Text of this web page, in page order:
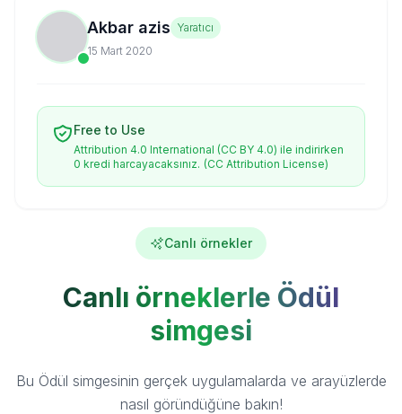
Akbar azis Yaratıcı
15 Mart 2020
Free to Use
Attribution 4.0 International (CC BY 4.0) ile indirirken
0 kredi harcayacaksınız. (CC Attribution License)
Canlı örnekler
Canlı örneklerle Ödül
simgesi
Bu Ödül simgesinin gerçek uygulamalarda ve arayüzlerde
nasıl göründüğüne bakın!